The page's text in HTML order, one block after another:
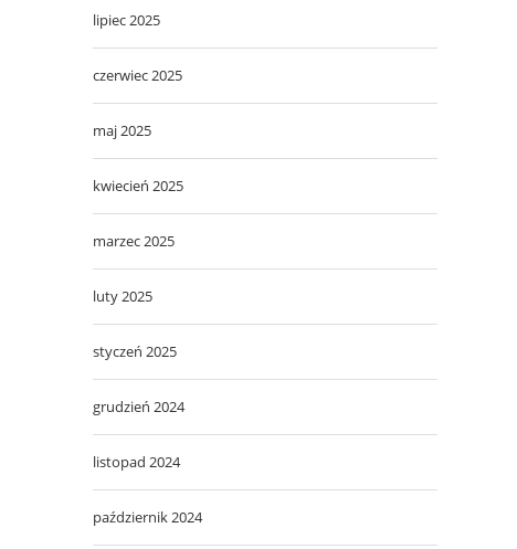
lipiec 2025
czerwiec 2025
maj 2025
kwiecień 2025
marzec 2025
luty 2025
styczeń 2025
grudzień 2024
listopad 2024
październik 2024